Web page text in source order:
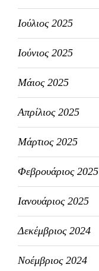
Ιούλιος 2025
Ιούνιος 2025
Μάιος 2025
Απρίλιος 2025
Μάρτιος 2025
Φεβρουάριος 2025
Ιανουάριος 2025
Δεκέμβριος 2024
Νοέμβριος 2024